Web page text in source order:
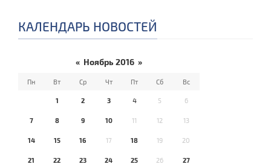
КАЛЕНДАРЬ НОВОСТЕЙ
« Ноябрь 2016 »
Пн Вт Ср Чт Пт Сб Вс
1 2 3 4 5 6
7 8 9 10 11 12 13
14 15 16 17 18 19 20
21 22 23 24 25 26 27